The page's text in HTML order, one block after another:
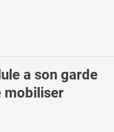
a son garde
mobiliser